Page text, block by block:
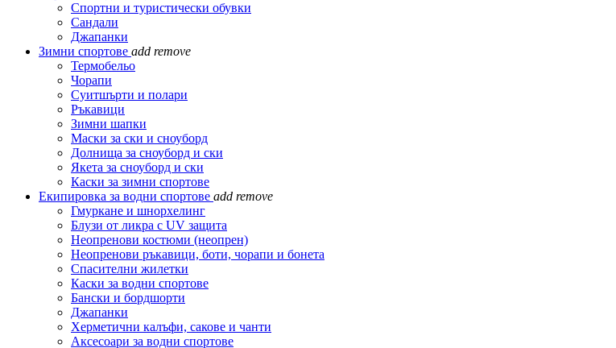
Спортни и туристически обувки
Сандали
Джапанки
Зимни спортове add remove
Термобельо
Чорапи
Суитшърти и полари
Ръкавици
Зимни шапки
Маски за ски и сноуборд
Долнища за сноуборд и ски
Якета за сноуборд и ски
Каски за зимни спортове
Екипировка за водни спортове add remove
Гмуркане и шнорхелинг
Блузи от ликра с UV защита
Неопренови костюми (неопрен)
Неопренови ръкавици, боти, чорапи и бонета
Спасителни жилетки
Каски за водни спортове
Бански и бордшорти
Джапанки
Херметични калъфи, сакове и чанти
Аксесоари за водни спортове